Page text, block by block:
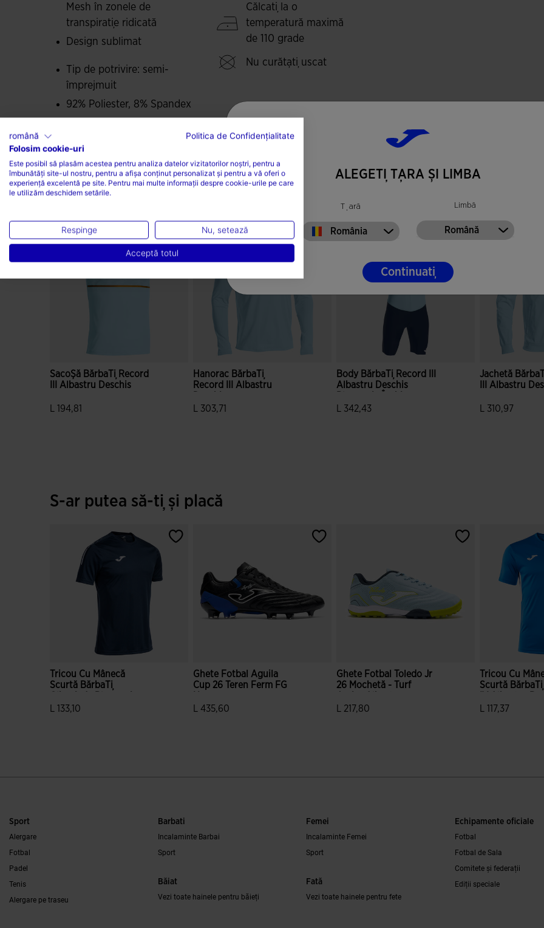
Mesh în zonele de
transpirație ridicată
Design sublimat
Tip de potrivire: semi-
împrejmuit
92% Poliester, 8% Spandex
Călcați la o
temperatură maximă
de 110 grade
Nu curățați uscat
SacoȘă BărbaȚi Record
III Albastru Deschis
L 194,81
Hanorac BărbaȚi
Record III Albastru
L 303,71
Body BărbaȚi Record III
Albastru Deschis
L 342,43
Jachetă
III Albastru
L 310,97
S-ar putea să-ți și placă
Tricou Cu Mânecă
Scurtă BărbaȚi
L 133,10
Ghete Fotbal Aguila
Cup 26 Teren Ferm FG
L 435,60
Ghete Fotbal Toledo Jr
26 Mochetă - Turf
L 217,80
Tricou Cu
Scurtă
L 117,37
Sport
Alergare
Fotbal
Padel
Tenis
Alergare pe traseu
Barbati
Incalaminte Barbai
Sport
Băiat
Vezi toate hainele pentru băieți
Femei
Incalaminte Femei
Sport
Fată
Vezi toate hainele pentru fete
Echipamente oficiale
Fotbal
Fotbal de Sala
Comitete și federații
Ediții speciale
ALEGEȚI ȚARA ȘI LIMBA
Țară
România
Limbă
Română
Continuați
română
Politica de Confidențialitate
Folosim cookie-uri
Este posibil să plasăm acestea pentru analiza datelor vizitatorilor noștri, pentru a
îmbunătăți site-ul nostru, pentru a afișa conținut personalizat și pentru a vă oferi o
experiență excelentă pe site. Pentru mai multe informații despre cookie-urile pe care
le utilizăm deschidem setările.
Respinge Nu, setează
Acceptă totul